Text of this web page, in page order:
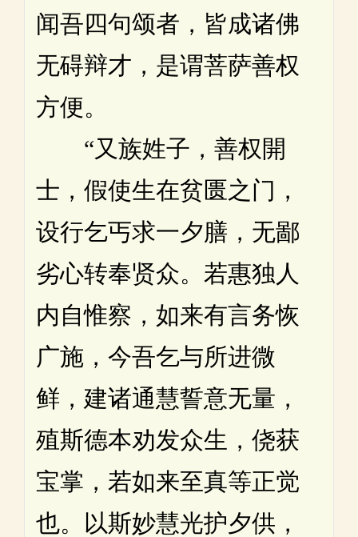
闻吾四句颂者，皆成诸佛
无碍辩才，是谓菩萨善权
方便。
“又族姓子，善权開
士，假使生在贫匮之门，
设行乞丐求一夕膳，无鄙
劣心转奉贤众。若惠独人
内自惟察，如来有言务恢
广施，今吾乞与所进微
鲜，建诸通慧誓意无量，
殖斯德本劝发众生，侥获
宝掌，若如来至真等正觉
也。以斯妙慧光护夕供，